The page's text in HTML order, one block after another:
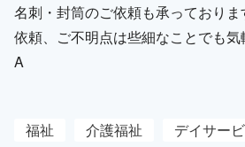
名刺・封筒のご依頼も承っており
依頼、ご不明点は些細なことでも気
A
福祉 介護福祉 デイサー